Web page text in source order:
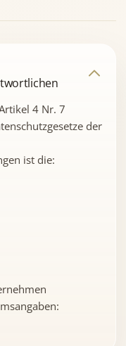
4 Nr. 7
der
ist die: